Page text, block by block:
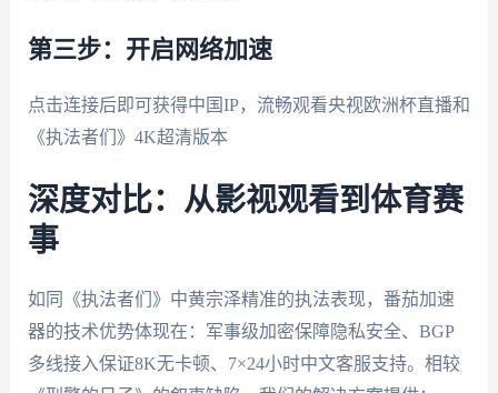
第三步：开启网络加速
点击连接后即可获得中国IP，流畅观看央视欧洲杯直播和
《执法者们》4K超清版本
深度对比：从影视观看到体育赛
事
如同《执法者们》中黄宗泽精准的执法表现，番茄加速
器的技术优势体现在：军事级加密保障隐私安全、BGP
多线接入保证8K无卡顿、7×24小时中文客服支持。相较